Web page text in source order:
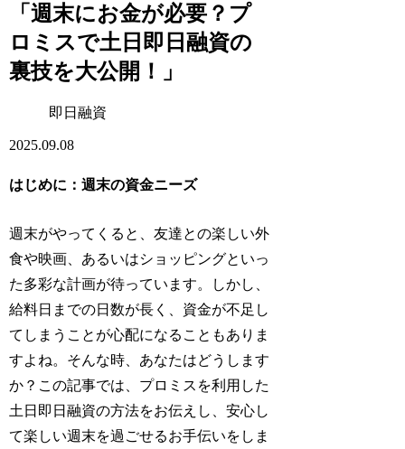
「週末にお金が必要？プ
ロミスで土日即日融資の
裏技を大公開！」
即日融資
2025.09.08
はじめに：週末の資金ニーズ
週末がやってくると、友達との楽しい外
食や映画、あるいはショッピングといっ
た多彩な計画が待っています。しかし、
給料日までの日数が長く、資金が不足し
てしまうことが心配になることもありま
すよね。そんな時、あなたはどうします
か？この記事では、プロミスを利用した
土日即日融資の方法をお伝えし、安心し
て楽しい週末を過ごせるお手伝いをしま